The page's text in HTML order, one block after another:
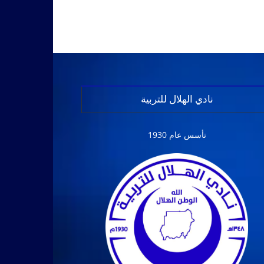
نادي الهلال للتربية
تأسس عام 1930